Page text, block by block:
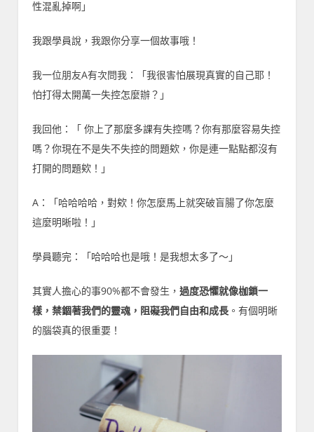
性混亂掉啊」
我跟學員說，我跟你分享一個故事哦！
我一位朋友A有次問我：「我很害怕展現真實的自己耶！
怕打得太開萬一失控怎麼辦？」
我回他：「 你上了那麼多課有失控嗎？你有那麼容易失控
嗎？你現在不是失不失控的問題欸，你是連一點點都沒有
打開的問題欸！」
A：「哈哈哈哈，對欸！你怎麼馬上就突破盲腸了你怎麼
這麼明晰啦！」
學員聽完：「哈哈哈也是哦！是我想太多了～」
其實人擔心的事90%都不會發生，過度恐懼就像枷鎖一
樣，禁錮著我們的靈魂，阻礙我們自由和成長 。有個明晰
的腦袋真的很重要！